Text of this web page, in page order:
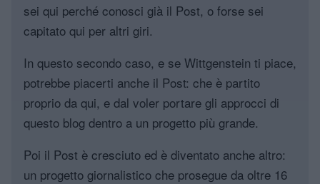
sei qui perché conosci già il Post, o forse sei
capitato qui per altri giri.
In questo secondo caso, e se Wittgenstein ti piace,
potrebbe piacerti anche il Post: che è partito
proprio da qui, e dal voler portare gli approcci di
questo blog dentro a un progetto più grande.
Poi il Post è cresciuto ed è diventato anche altro:
un progetto giornalistico che prosegue da oltre 16